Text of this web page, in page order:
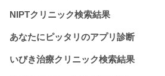
NIPTクリニック検索結果
あなたにピッタリのアプリ診断
いびき治療クリニック検索結果